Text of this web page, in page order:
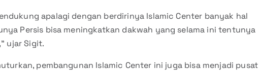
apalagi dengan berdirinya Islamic Center banyak hal
Persis bisa meningkatkan dakwah yang selama ini tentunya
ujar Sigit.
pembangunan Islamic Center ini juga bisa menjadi pusat